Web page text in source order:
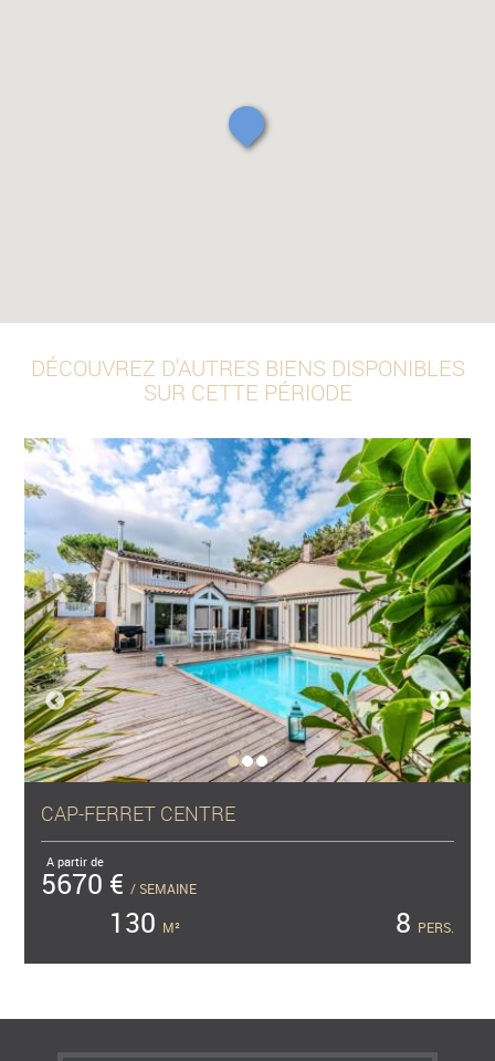
DÉCOUVREZ D'AUTRES BIENS DISPONIBLES
SUR CETTE PÉRIODE
CAP-FERRET CENTRE
A partir de
5670 € / SEMAINE
130 M² 8 PERS.